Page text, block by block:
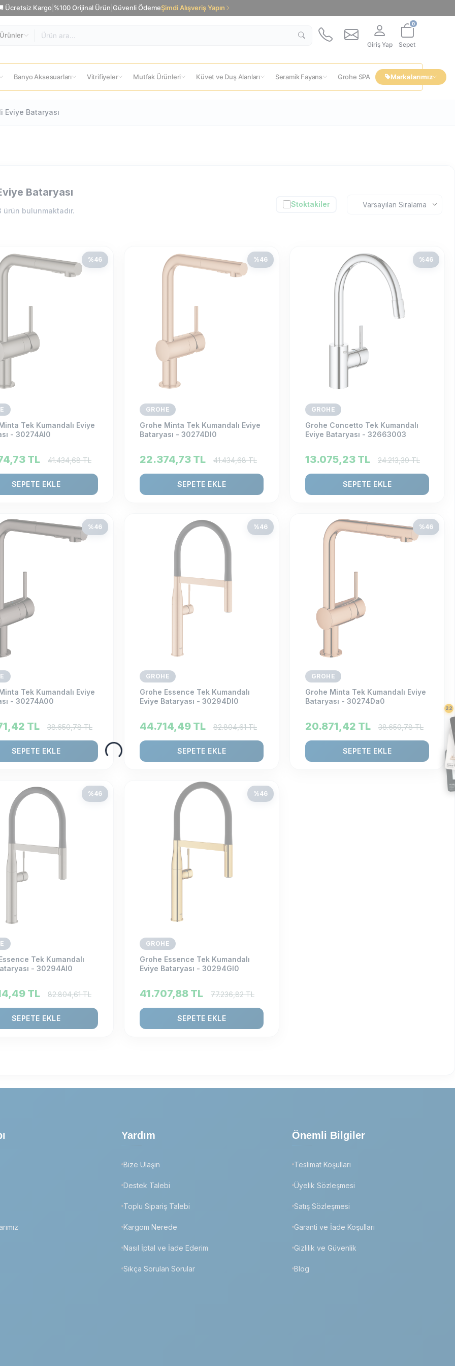
Ücretsiz Kargo %100 Orijinal Ürün Güvenli ÖdemeŞimdi Alışveriş Yapın
Giriş Yap
0
Sepet
Banyo Aksesuarları Vitrifiyeler Mutfak Ürünleri Küvet ve Duş Alanları Seramik Fayans Grohe SPA Markalarımız
22
Eviye Bataryası
Bataryası
ürün bulunmaktadır.
Stoktakiler
%46
Tek Kumandalı Eviye
- 30274Al0
TL 41.434,68TL
SEPETE EKLE
%46
GROHE
Grohe Minta Tek Kumandalı Eviye
Bataryası - 30274Dl0
22.374,73TL 41.434,68TL
SEPETE EKLE
%46
GROHE
Grohe Concetto Tek Kumandalı
Eviye Bataryası - 32663003
13.075,23TL 24.213,39TL
SEPETE EKLE
%46
Tek Kumandalı Eviye
- 30274A00
TL 38.650,78TL
SEPETE EKLE
%46
GROHE
Grohe Essence Tek Kumandalı
Eviye Bataryası - 30294Dl0
44.714,49TL 82.804,61TL
SEPETE EKLE
%46
GROHE
Grohe Minta Tek Kumandalı Eviye
Bataryası - 30274Da0
20.871,42 TL 38.650,78TL
SEPETE EKLE
%46
Tek Kumandalı
- 30294Al0
TL 82.804,61TL
SEPETE EKLE
%46
GROHE
Grohe Essence Tek Kumandalı
Eviye Bataryası - 30294Gl0
41.707,88TL 77.236,82TL
SEPETE EKLE
Yardım
Bize Ulaşın
Destek Talebi
Toplu Sipariş Talebi
Kargom Nerede
Nasıl İptal ve İade Ederim
Sıkça Sorulan Sorular
Önemli Bilgiler
Teslimat Koşulları
Üyelik Sözleşmesi
Satış Sözleşmesi
Garanti ve İade Koşulları
Gizlilik ve Güvenlik
Blog